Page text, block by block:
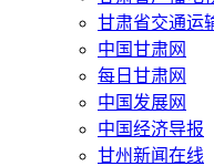
甘肃省交通运
中国甘肃网
每日甘肃网
中国发展网
中国经济导报
甘州新闻在线